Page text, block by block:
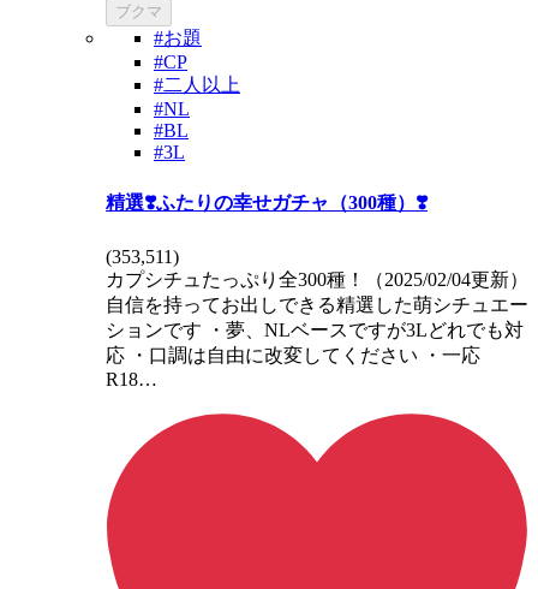
ブクマ
#お題
#CP
#二人以上
#NL
#BL
#3L
精選❣️ふたりの幸せガチャ（300種）❣️
(353,511)
カプシチュたっぷり全300種！（2025/02/04更新）
自信を持ってお出しできる精選した萌シチュエー
ションです ・夢、NLベースですが3Lどれでも対
応 ・口調は自由に改変してください ・一応
R18…